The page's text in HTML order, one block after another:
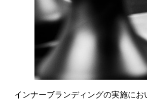
インナーブランディングの実施にお